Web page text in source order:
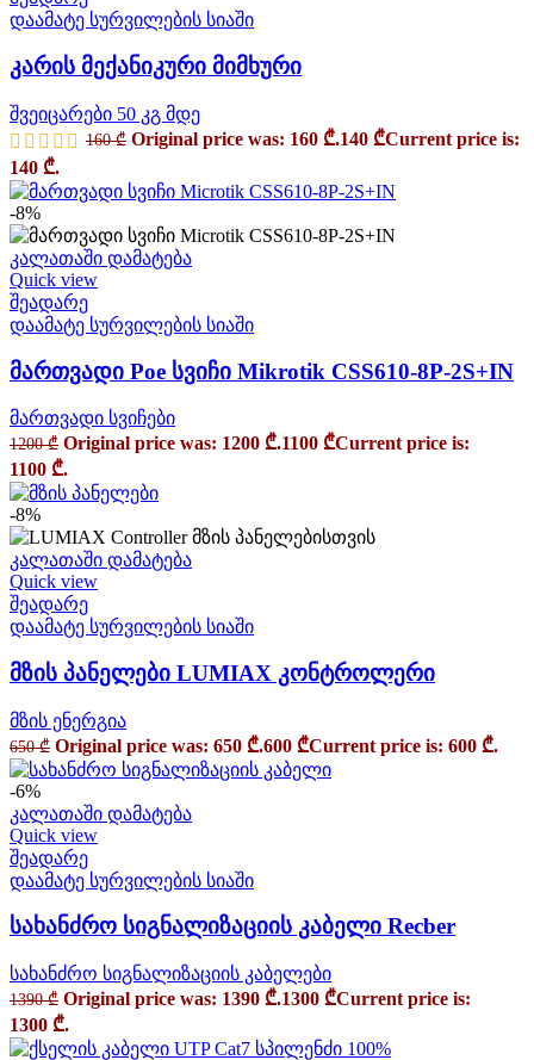
დაამატე სურვილების სიაში
კარის მექანიკური მიმხური
შვეიცარები 50 კგ მდე
160₾ Original price was: 160 ₾.140 ₾Current price is:
140 ₾.
-8%
კალათაში დამატება
Quick view
შეადარე
დაამატე სურვილების სიაში
მართვადი Poe სვიჩი Mikrotik CSS610-8P-2S+IN
მართვადი სვიჩები
1200₾ Original price was: 1200 ₾.1100 ₾Current price is:
1100 ₾.
-8%
კალათაში დამატება
Quick view
შეადარე
დაამატე სურვილების სიაში
მზის პანელები LUMIAX კონტროლერი
მზის ენერგია
650₾ Original price was: 650 ₾.600 ₾Current price is: 600 ₾.
-6%
კალათაში დამატება
Quick view
შეადარე
დაამატე სურვილების სიაში
სახანძრო სიგნალიზაციის კაბელი Recber
სახანძრო სიგნალიზაციის კაბელები
1390₾ Original price was: 1390 ₾.1300 ₾Current price is:
1300 ₾.